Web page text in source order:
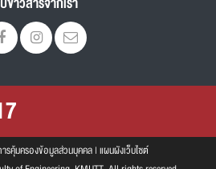
รคุ้มครองข้อมูลส่วนบุคคล| แผนผังเว็บไซต์